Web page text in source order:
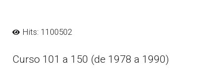
Hits: 1100502
Curso 101 a 150 (de 1978 a 1990)